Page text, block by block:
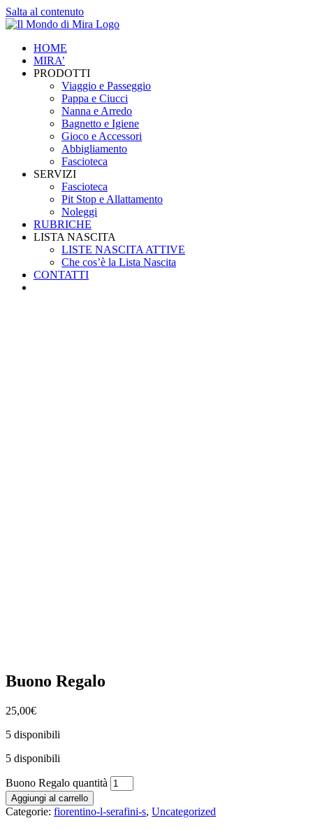
Salta al contenuto
HOME
MIRA’
PRODOTTI
Viaggio e Passeggio
Pappa e Ciucci
Nanna e Arredo
Bagnetto e Igiene
Gioco e Accessori
Abbigliamento
Fascioteca
SERVIZI
Fascioteca
Pit Stop e Allattamento
Noleggi
RUBRICHE
LISTA NASCITA
LISTE NASCITA ATTIVE
Che cos’è la Lista Nascita
CONTATTI
Buono Regalo
25,00€
5 disponibili
5 disponibili
Buono Regalo quantità
Aggiungi al carrello
Categorie: fiorentino-l-serafini-s, Uncategorized